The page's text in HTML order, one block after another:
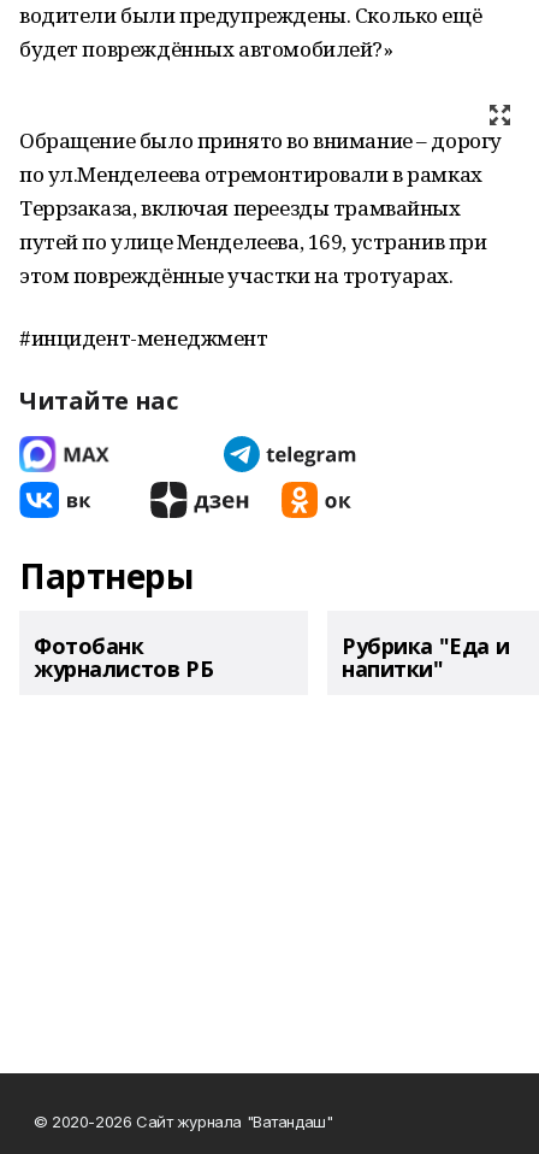
водители были предупреждены. Сколько ещё
будет повреждённых автомобилей?»
Обращение было принято во внимание – дорогу
по ул.Менделеева отремонтировали в рамках
Террзаказа, включая переезды трамвайных
путей по улице Менделеева, 169, устранив при
этом повреждённые участки на тротуарах.
#инцидент-менеджмент
Читайте нас
Партнеры
Фотобанк
журналистов РБ
Рубрика "Еда и
напитки"
© 2020-2026 Сайт журнала "Ватандаш"